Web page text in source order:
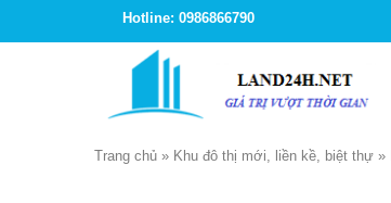
Hotline: 0986866790
Trang chủ » Khu đô thị mới, liền kề, biệt thự »